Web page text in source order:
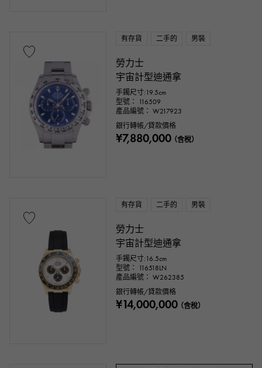
有存貨 二手的 男裝
勞力士
宇宙計型迪通拿
手鐲尺寸:19.5cm
型號： 116509
產品編號： W217923
銀行轉帳/貸款價格
¥7,880,000（含稅）
有存貨 二手的 男裝
勞力士
宇宙計型迪通拿
手鐲尺寸:16.5cm
型號： 116518LN
產品編號： W262385
銀行轉帳/貸款價格
¥14,000,000（含稅）